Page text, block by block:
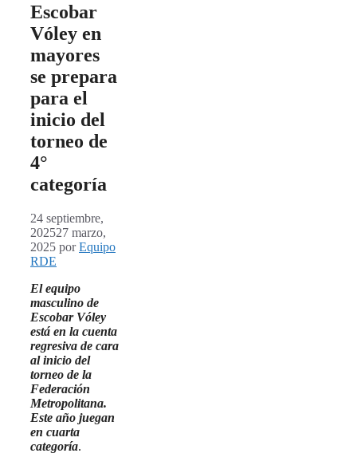
Escobar
Vóley en
mayores
se prepara
para el
inicio del
torneo de
4°
categoría
24 septiembre,
202527 marzo,
2025 porEquipo
RDE
El equipo
masculino de
Escobar Vóley
está en la cuenta
regresiva de cara
al inicio del
torneo de la
Federación
Metropolitana.
Este año juegan
en cuarta
categoría.